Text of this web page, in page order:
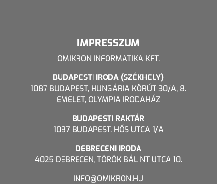
IMPRESSZUM
OMIKRON INFORMATIKA KFT.
BUDAPESTI IRODA (SZÉKHELY)
1087 BUDAPEST, HUNGÁRIA KÖRÚT 30/A, 8.
EMELET, OLYMPIA IRODAHÁZ
BUDAPESTI RAKTÁR
1087 BUDAPEST. HŐS UTCA 1/A
DEBRECENI IRODA
4025 DEBRECEN, TÖRÖK BÁLINT UTCA 10.
INFO@OMIKRON.HU